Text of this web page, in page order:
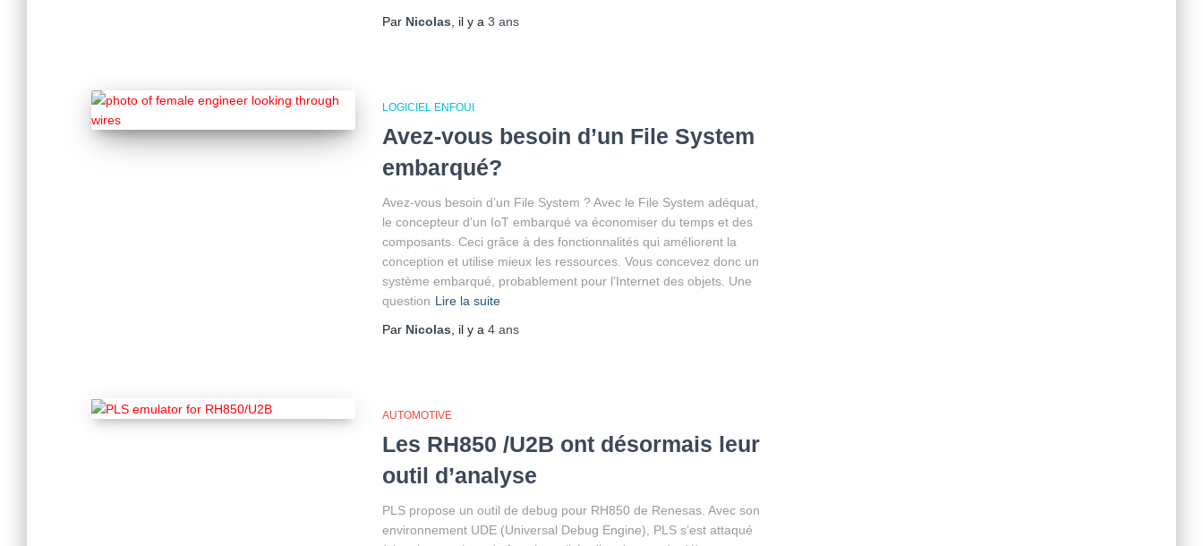
Par Nicolas , il y a 3 ans
LOGICIEL ENFOUI
Avez-vous besoin d’un File System
embarqué?
Avez-vous besoin d’un File System ? Avec le File System adéquat,
le concepteur d’un IoT embarqué va économiser du temps et des
composants. Ceci grâce à des fonctionnalités qui améliorent la
conception et utilise mieux les ressources. Vous concevez donc un
système embarqué, probablement pour l’Internet des objets. Une
question Lire la suite
Par Nicolas , il y a 4 ans
AUTOMOTIVE
Les RH850 /U2B ont désormais leur
outil d’analyse
PLS propose un outil de debug pour RH850 de Renesas. Avec son
environnement UDE (Universal Debug Engine), PLS s’est attaqué